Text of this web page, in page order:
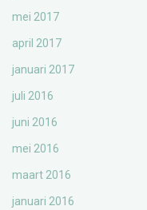
mei 2017
april 2017
januari 2017
juli 2016
juni 2016
mei 2016
maart 2016
januari 2016